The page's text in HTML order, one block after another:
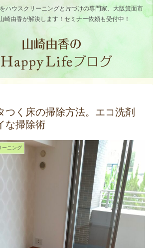
ハウスクリーニングと片づけの専門家、大阪箕面市
崎由香が解決します！セミナー依頼も受付中！
つく床の掃除方法。エコ洗剤
な掃除術
ーニング